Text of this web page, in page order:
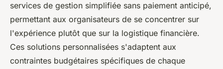
services de gestion simplifiée sans paiement anticipé,
permettant aux organisateurs de se concentrer sur
l'expérience plutôt que sur la logistique financière.
Ces solutions personnalisées s'adaptent aux
contraintes budgétaires spécifiques de chaque